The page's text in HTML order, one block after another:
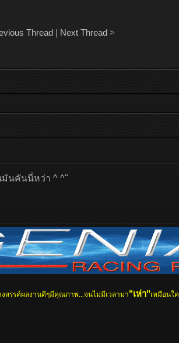
Thread| Next Thread>
มันคันนี่หว่า ^ ^"
งสรรค์ผลงานดีๆมีคุณภาพ...จนไม่มีเวลามา"เห่า"เหมือนใ